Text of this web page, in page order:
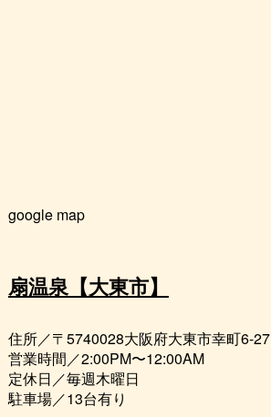
google map
扇温泉【大東市】
住所／〒5740028大阪府大東市幸町6-27
営業時間／2:00PM〜12:00AM
定休日／毎週木曜日
駐車場／13台有り